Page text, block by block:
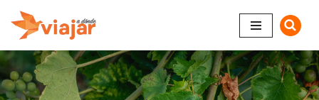
Saltar
al
contenido